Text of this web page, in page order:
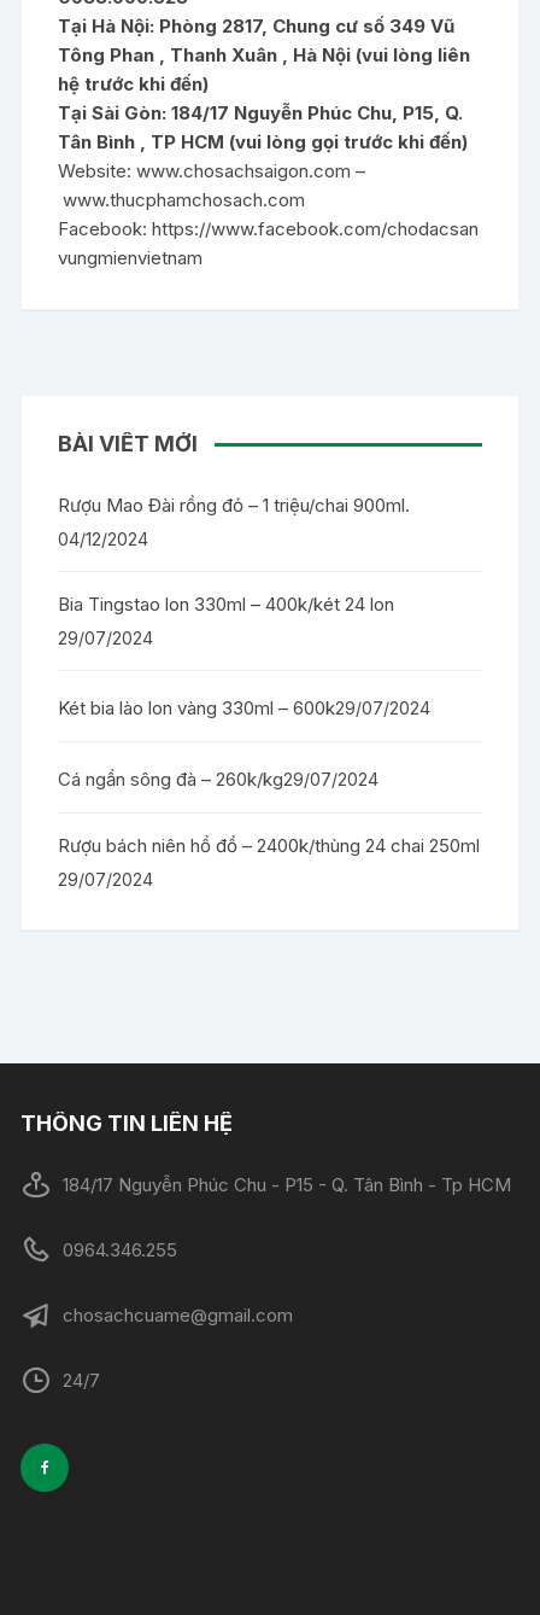
Tại Hà Nội: Phòng 2817, Chung cư số 349 Vũ
Tông Phan , Thanh Xuân , Hà Nội (vui lòng liên
hệ trước khi đến)
Tại Sài Gòn: 184/17 Nguyễn Phúc Chu, P15, Q.
Tân Bình , TP HCM (vui lòng gọi trước khi đến)
Website:www.chosachsaigon.com –
www.thucphamchosach.com
Facebook:https://www.facebook.com/chodacsan
vungmienvietnam
BÀI VIẾT MỚI
Rượu Mao Đài rồng đỏ – 1 triệu/chai 900ml.
04/12/2024
Bia Tingstao lon 330ml – 400k/két 24 lon
29/07/2024
Két bia lào lon vàng 330ml – 600k29/07/2024
Cá ngần sông đà – 260k/kg29/07/2024
Rượu bách niên hồ đồ – 2400k/thùng 24 chai 250ml
29/07/2024
THÔNG TIN LIÊN HỆ
184/17 Nguyễn Phúc Chu - P15 - Q. Tân Bình - Tp HCM
0964.346.255
chosachcuame@gmail.com
24/7